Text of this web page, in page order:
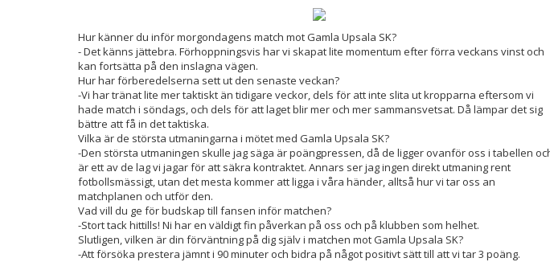
Hur känner du inför morgondagens match mot Gamla Upsala SK?
- Det känns jättebra. Förhoppningsvis har vi skapat lite momentum efter förra veckans vinst och
kan fortsätta på den inslagna vägen.
Hur har förberedelserna sett ut den senaste veckan?
-Vi har tränat lite mer taktiskt än tidigare veckor, dels för att inte slita ut kropparna eftersom vi
hade match i söndags, och dels för att laget blir mer och mer sammansvetsat. Då lämpar det sig
bättre att få in det taktiska.
Vilka är de största utmaningarna i mötet med Gamla Upsala SK?
-Den största utmaningen skulle jag säga är poängpressen, då de ligger ovanför oss i tabellen
är ett av de lag vi jagar för att säkra kontraktet. Annars ser jag ingen direkt utmaning rent
fotbollsmässigt, utan det mesta kommer att ligga i våra händer, alltså hur vi tar oss an
matchplanen och utför den.
Vad vill du ge för budskap till fansen inför matchen?
-Stort tack hittills! Ni har en väldigt fin påverkan på oss och på klubben som helhet.
Slutligen, vilken är din förväntning på dig själv i matchen mot Gamla Upsala SK?
-Att försöka prestera jämnt i 90 minuter och bidra på något positivt sätt till att vi tar 3 poäng.